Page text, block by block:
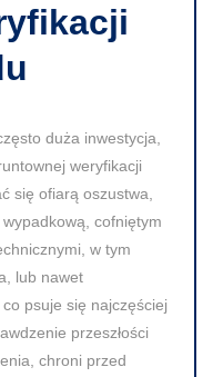
duża inwestycja,
weryfikacji
się ofiarą oszustwa,
cofniętym
w tym
lub nawet
psuje się najczęściej
przeszłości
chroni przed